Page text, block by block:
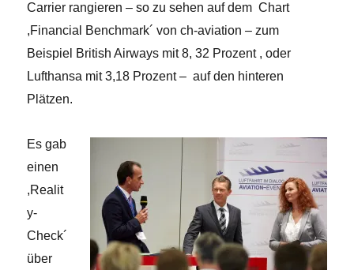
Carrier rangieren – so zu sehen auf dem Chart
,Financial Benchmark´ von ch-aviation – zum
Beispiel British Airways mit 8, 32 Prozent , oder
Lufthansa mit 3,18 Prozent – auf den hinteren
Plätzen.
Es gab
einen
,Realit
y-
Check´
über